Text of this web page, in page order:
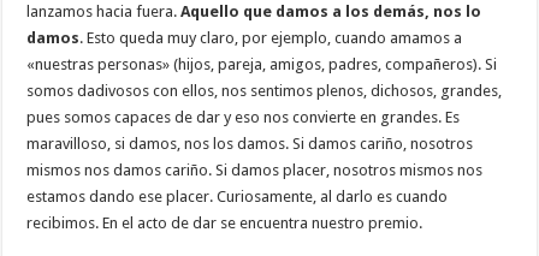
lanzamos hacia fuera.Aquello que damos a los demás, nos lo
damos. Esto queda muy claro, por ejemplo, cuando amamos a
«nuestras personas» (hijos, pareja, amigos, padres, compañeros). Si
somos dadivosos con ellos, nos sentimos plenos, dichosos, grandes,
pues somos capaces de dar y eso nos convierte en grandes. Es
maravilloso, si damos, nos los damos. Si damos cariño, nosotros
mismos nos damos cariño. Si damos placer, nosotros mismos nos
estamos dando ese placer. Curiosamente, al darlo es cuando
recibimos. En el acto de dar se encuentra nuestro premio.